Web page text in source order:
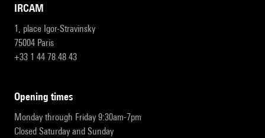
IRCAM
1, place Igor-Stravinsky
75004 Paris
+33 1 44 78 48 43
opening times
Monday through Friday 9:30am-7pm
Closed Saturday and Sunday